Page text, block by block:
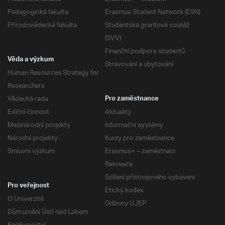
Pedagogická fakulta
Přírodovědecká fakulta
Erasmus Student Network (ESN)
Studentská grantová soutěž
(SVV)
Finanční podpora studentů
Stravování a ubytování
Věda a výzkum
Human Resources Strategy for
Researchers
Vědecká rada
Ediční činnost
Mezinárodní projekty
Národní projekty
Smluvní výzkum
Pro zaměstnance
Aktuality
Informační systémy
Kurzy pro zaměstnance
Erasmus+ – zaměstnaci
Rekreace
Sdílení přístrojového vybavení
Etický kodex
Odbory UJEP
Pro veřejnost
O Univerzitě
Dům umění Ústí nad Labem